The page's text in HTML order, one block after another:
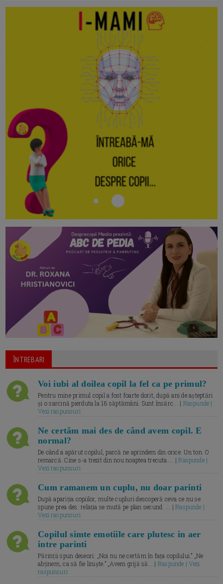
ÎNTREBARI
Voi iubi al doilea copil la fel ca pe primul?
Pentru mine primul copil a fost foarte dorit, după ani de așteptări
și o sarcină pierduta la 16 săptămâni. Sunt însărc... | Raspunde |
Vezi raspunsuri
Ne certăm mai des de când avem copil. E
normal?
De când a apărut copilul, parcă ne aprindem din orice. Un ton. O
remarcă. Cine s-a trezit din nou noaptea trecuta.... |Raspunde |
Vezi raspunsuri
Cum ramanem un cuplu, nu doar parinti
După apariția copiilor, multe cupluri descoperă ceva ce nu se
spune prea des: relația se mută pe plan secund. ... |Raspunde |
Vezi raspunsuri
Copilul simte emotiile care plutesc in aer
intre parinti
Părinții spun deseori: „Noi nu ne certăm în fața copilului.” „Ne
abținem, ca să fie liniște.” „Avem grijă să... | Raspunde | Vezi
raspunsuri